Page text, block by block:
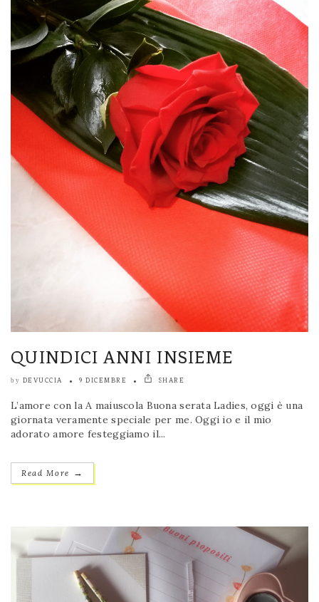
QUINDICI ANNI INSIEME
by DEVUCCIA 9 DICEMBRE SHARE
L’amore con la A maiuscola Buona serata Ladies, oggi è una
giornata veramente speciale per me. Oggi io e il mio
adorato amore festeggiamo il...
Read More →